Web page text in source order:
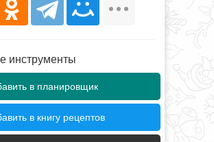
инструменты
в планировщик
в книгу рецептов